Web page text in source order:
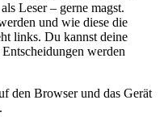
Leser – gerne magst.
und wie diese die
links. Du kannst deine
werden
den Browser und das Gerät